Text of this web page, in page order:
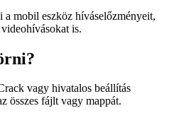
a mobil eszköz híváselőzményeit,
is.
vagy hivatalos beállítás
összes fájlt vagy mappát.